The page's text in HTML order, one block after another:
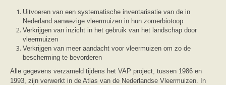
Uitvoeren van een systematische inventarisatie van de in
Nederland aanwezige vleermuizen in hun zomerbiotoop
Verkrijgen van inzicht in het gebruik van het landschap door
vleermuizen
Verkrijgen van meer aandacht voor vleermuizen om zo de
bescherming te bevorderen
Alle gegevens verzameld tijdens het VAP project, tussen 1986 en
1993, zijn verwerkt in de Atlas van de Nederlandse Vleermuizen. In